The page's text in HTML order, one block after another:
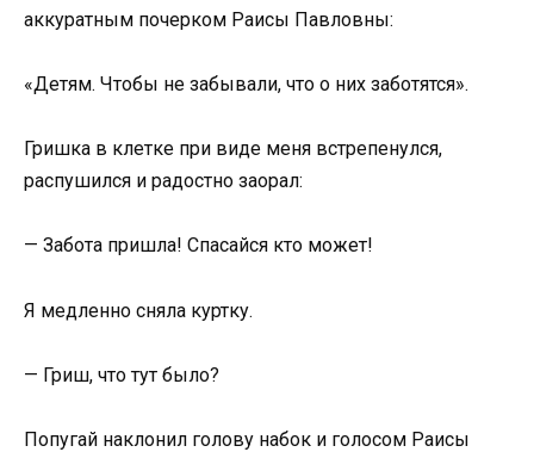
аккуратным почерком Раисы Павловны:
«Детям. Чтобы не забывали, что о них заботятся».
Гришка в клетке при виде меня встрепенулся,
распушился и радостно заорал:
— Забота пришла! Спасайся кто может!
Я медленно сняла куртку.
— Гриш, что тут было?
Попугай наклонил голову набок и голосом Раисы